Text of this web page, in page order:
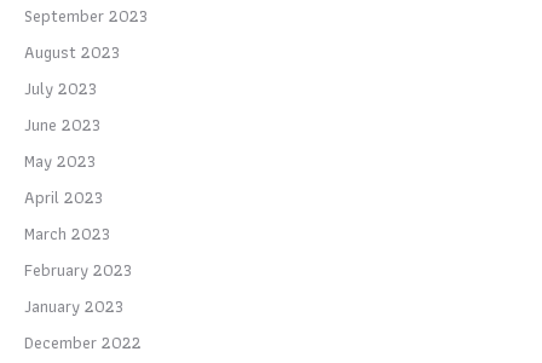
September 2023
August 2023
July 2023
June 2023
May 2023
April 2023
March 2023
February 2023
January 2023
December 2022